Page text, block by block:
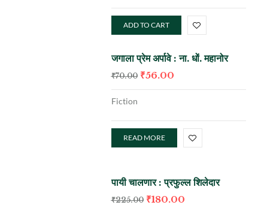
ADD TO CART
जगाला प्रेम अर्पावे : ना. धों. महानोर
₹70.00 ₹56.00
Fiction
READ MORE
पायी चालणार : प्रफुल्ल शिलेदार
₹225.00 ₹180.00